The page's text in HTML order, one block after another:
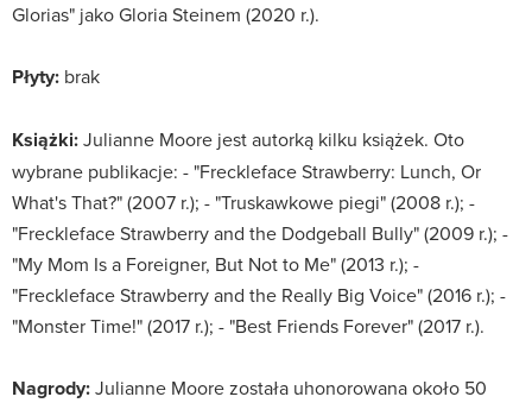
Glorias" jako Gloria Steinem (2020 r.).
Płyty: brak
Książki:Julianne Moore jest autorką kilku książek. Oto
wybrane publikacje: - "Freckleface Strawberry: Lunch, Or
What's That?" (2007 r.); - "Truskawkowe piegi" (2008 r.); -
"Freckleface Strawberry and the Dodgeball Bully" (2009 r.); -
"My Mom Is a Foreigner, But Not to Me" (2013 r.); -
"Freckleface Strawberry and the Really Big Voice" (2016 r.); -
"Monster Time!" (2017 r.); - "Best Friends Forever" (2017 r.).
Nagrody:Julianne Moore została uhonorowana około 50